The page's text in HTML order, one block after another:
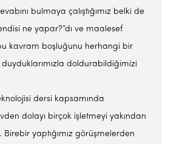
bulmaya çalıştığımız belki de
ne yapar?”dı ve maalesef
kavram boşluğunu herhangi bir
doldurabildiğimizi
dersi kapsamında
dolayı birçok işletmeyi yakından
Birebir yaptığımız görüşmelerden